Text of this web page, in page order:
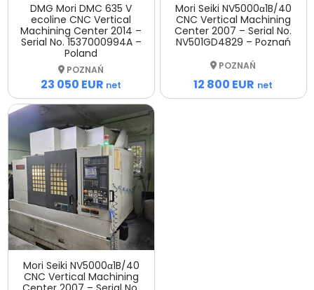
DMG Mori DMC 635 V
ecoline CNC Vertical
Machining Center 2014 –
Serial No. 1537000994A –
Poland
POZNAŃ
23 050 EUR net
Mori Seiki NV5000α1B/40
CNC Vertical Machining
Center 2007 – Serial No.
NV501GD4829 – Poznań
POZNAŃ
12 800 EUR net
Mori Seiki NV5000α1B/40
CNC Vertical Machining